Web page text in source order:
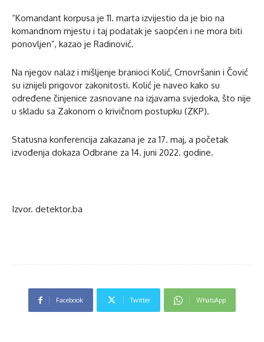
“Komandant korpusa je 11. marta izvijestio da je bio na
komandnom mjestu i taj podatak je saopćen i ne mora biti
ponovljen”, kazao je Radinović.
Na njegov nalaz i mišljenje branioci Kolić, Crnovršanin i Čović
su iznijeli prigovor zakonitosti. Kolić je naveo kako su
određene činjenice zasnovane na izjavama svjedoka, što nije
u skladu sa Zakonom o krivičnom postupku (ZKP).
Statusna konferencija zakazana je za 17. maj, a početak
izvođenja dokaza Odbrane za 14. juni 2022. godine.
Izvor. detektor.ba
Facebook Twitter WhatsApp